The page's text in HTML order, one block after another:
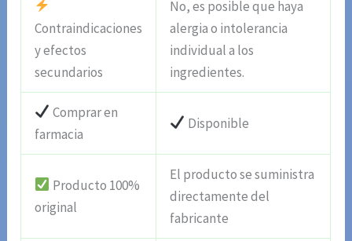
Contraindicaciones
y efectos
secundarios
No, es posible que haya
alergia o intolerancia
individual a los
ingredientes.
Comprar en
farmacia
Disponible
Producto 100%
original
El producto se suministra
directamente del
fabricante